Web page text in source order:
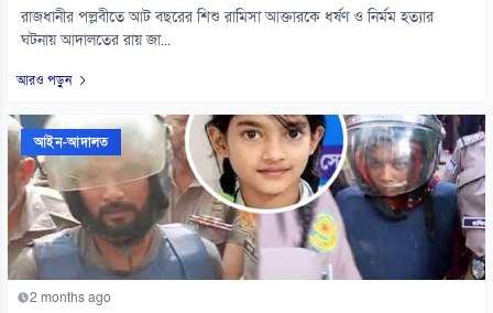
রাজধানীর পল্লবীতে আট বছরের শিশু রামিসা আক্তারকে ধর্ষণ ও নির্মম হত্যার
ঘটনায় আদালতের রায় জা...
আরও পড়ুন
আইন-আদালত
2 months ago